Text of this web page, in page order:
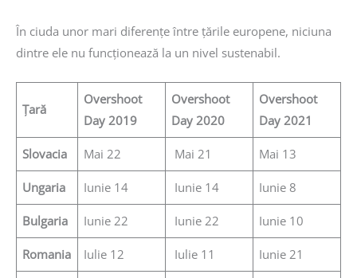
În ciuda unor mari diferențe între țările europene, niciuna
dintre ele nu funcționează la un nivel sustenabil.
Țară
Overshoot
Day 2019
Overshoot
Day 2020
Overshoot
Day 2021
Slovacia Mai 22 Mai 21 Mai 13
Ungaria Iunie 14 Iunie 14 Iunie 8
Bulgaria Iunie 22 Iunie 22 Iunie 10
Romania Iulie 12 Iulie 11 Iunie 21